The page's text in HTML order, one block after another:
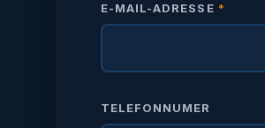
A
G
G
E-MAIL-ADRESSE *
TELEFONNUMER